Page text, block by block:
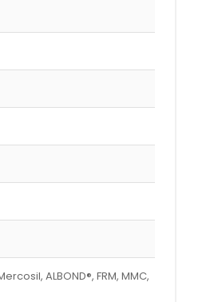
ALBOND®, FRM, MMC,